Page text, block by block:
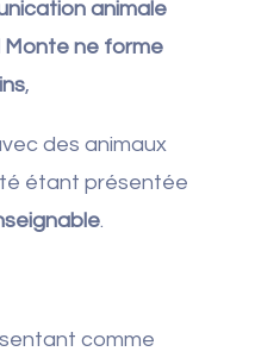
animale
Monte ne forme
,
des animaux
étant présentée
.
comme